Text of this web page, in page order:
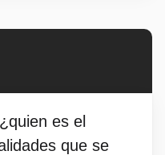
es el
que se